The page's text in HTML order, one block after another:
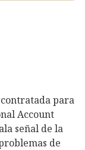
para
Account
señal de la
de